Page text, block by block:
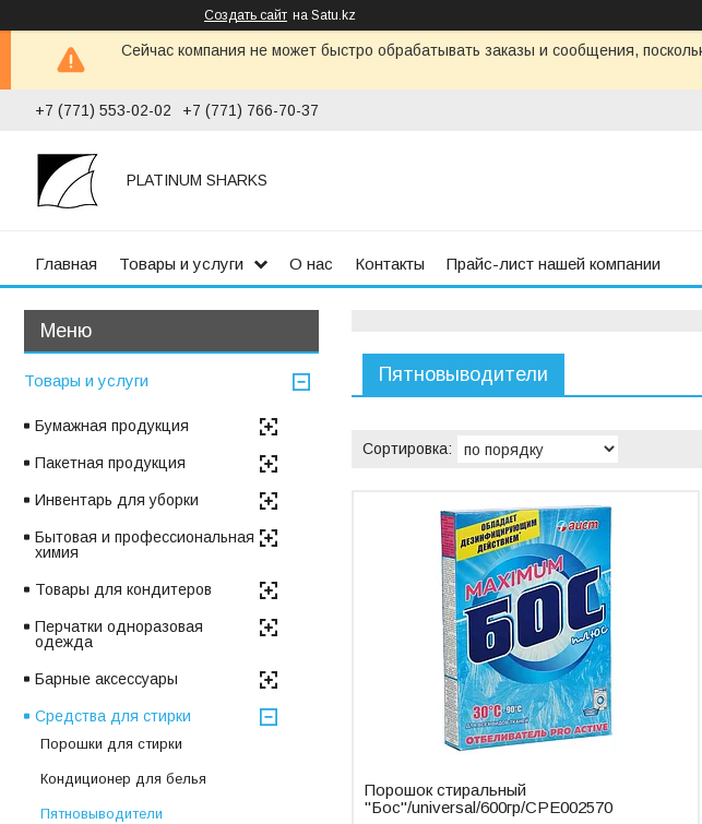
Создать сайт на Satu.kz
Сейчас компания не может быстро обрабатывать заказы и сообщения,
+7 (771) 553-02-02 +7 (771) 766-70-37
PLATINUM SHARKS
Главная Товары и услуги О нас Контакты Прайс-лист нашей компании
Пятновыводители
Порошок стиральный
"Бос"/universal/600гр/СРЕ002570
Товары и услуги
Бумажная продукция
Пакетная продукция
Инвентарь для уборки
Бытовая и профессиональная
химия
Товары для кондитеров
Перчатки одноразовая
одежда
Барные аксессуары
Средства для стирки
Порошки для стирки
Кондиционер для белья
Пятновыводители